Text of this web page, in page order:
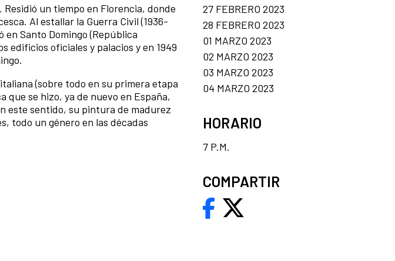
Residió un tiempo en Florencia, donde
Al estallar la Guerra Civil (1936-
en Santo Domingo (República
edificios oficiales y palacios y en 1949
(sobre todo en su primera etapa
se hizo, ya de nuevo en España,
este sentido, su pintura de madurez
todo un género en las décadas
27 FEBRERO 2023
28 FEBRERO 2023
01 MARZO 2023
02 MARZO 2023
03 MARZO 2023
04 MARZO 2023
HORARIO
7 P.M.
COMPARTIR